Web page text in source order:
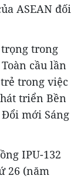
ASEAN đối
trong
cầu lần
trong việc
triển Bền
mới Sáng
IPU-132
26 (năm